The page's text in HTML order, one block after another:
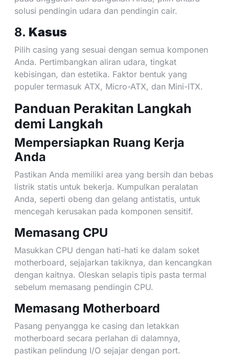
solusi pendingin udara dan pendingin cair.
8. Kasus
Pilih casing yang sesuai dengan semua komponen
Anda. Pertimbangkan aliran udara, tingkat
kebisingan, dan estetika. Faktor bentuk yang
populer termasuk ATX, Micro-ATX, dan Mini-ITX.
Panduan Perakitan Langkah
demi Langkah
Mempersiapkan Ruang Kerja
Anda
Pastikan Anda memiliki area yang bersih dan bebas
listrik statis untuk bekerja. Kumpulkan peralatan
Anda, seperti obeng dan gelang antistatis, untuk
mencegah kerusakan pada komponen sensitif.
Memasang CPU
Masukkan CPU dengan hati-hati ke dalam soket
motherboard, sejajarkan takiknya, dan kencangkan
dengan kaitnya. Oleskan selapis tipis pasta termal
sebelum memasang pendingin CPU.
Memasang Motherboard
Pasang penyangga ke casing dan letakkan
motherboard secara perlahan di dalamnya,
pastikan pelindung I/O sejajar dengan port.